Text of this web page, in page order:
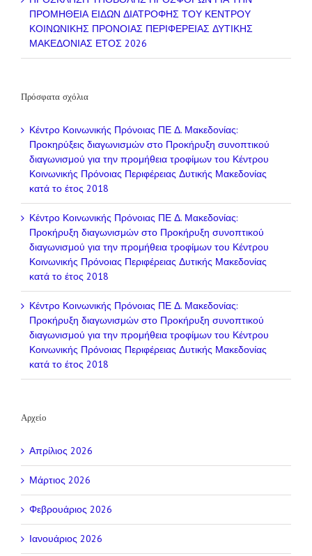
ΠΡΟΜΗΘΕΙΑ ΕΙΔΩΝ ΔΙΑΤΡΟΦΗΣ ΤΟΥ ΚΕΝΤΡΟΥ
ΚΟΙΝΩΝΙΚΗΣ ΠΡΟΝΟΙΑΣ ΠΕΡΙΦΕΡΕΙΑΣ ΔΥΤΙΚΗΣ
ΜΑΚΕΔΟΝΙΑΣ ΕΤΟΣ 2026
Πρόσφατα σχόλια
Κέντρο Κοινωνικής Πρόνοιας ΠΕ Δ. Μακεδονίας:
Προκηρύξεις διαγωνισμών στο Προκήρυξη συνοπτικού
διαγωνισμού για την προμήθεια τροφίμων του Κέντρου
Κοινωνικής Πρόνοιας Περιφέρειας Δυτικής Μακεδονίας
κατά το έτος 2018
Κέντρο Κοινωνικής Πρόνοιας ΠΕ Δ. Μακεδονίας:
Προκήρυξη διαγωνισμών στο Προκήρυξη συνοπτικού
διαγωνισμού για την προμήθεια τροφίμων του Κέντρου
Κοινωνικής Πρόνοιας Περιφέρειας Δυτικής Μακεδονίας
κατά το έτος 2018
Κέντρο Κοινωνικής Πρόνοιας ΠΕ Δ. Μακεδονίας:
Προκήρυξη διαγωνισμών στο Προκήρυξη συνοπτικού
διαγωνισμού για την προμήθεια τροφίμων του Κέντρου
Κοινωνικής Πρόνοιας Περιφέρειας Δυτικής Μακεδονίας
κατά το έτος 2018
Αρχείο
Απρίλιος 2026
Μάρτιος 2026
Φεβρουάριος 2026
Ιανουάριος 2026